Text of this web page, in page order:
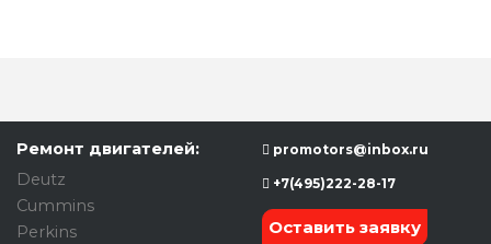
Ремонт двигателей:
Deutz
Cummins
Perkins
promotors@inbox.ru
+7(495)222-28-17
Оставить заявку